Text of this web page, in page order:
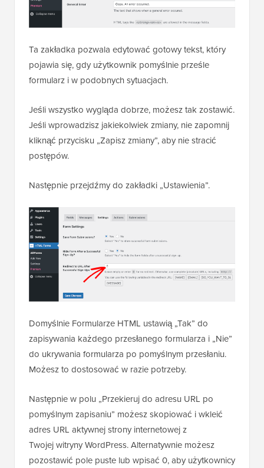
Ta zakładka pozwala edytować gotowy tekst, który
pojawia się, gdy użytkownik pomyślnie prześle
formularz i w podobnych sytuacjach.
Jeśli wszystko wygląda dobrze, możesz tak zostawić.
Jeśli wprowadzisz jakiekolwiek zmiany, nie zapomnij
kliknąć przycisku „Zapisz zmiany”, aby nie stracić
postępów.
Następnie przejdźmy do zakładki „Ustawienia”.
Domyślnie Formularze HTML ustawią „Tak” do
zapisywania każdego przesłanego formularza i „Nie”
do ukrywania formularza po pomyślnym przesłaniu.
Możesz to dostosować w razie potrzeby.
Następnie w polu „Przekieruj do adresu URL po
pomyślnym zapisaniu” możesz skopiować i wkleić
adres URL aktywnej strony internetowej z
Twojej witryny WordPress. Alternatywnie możesz
pozostawić pole puste lub wpisać 0, aby użytkownicy